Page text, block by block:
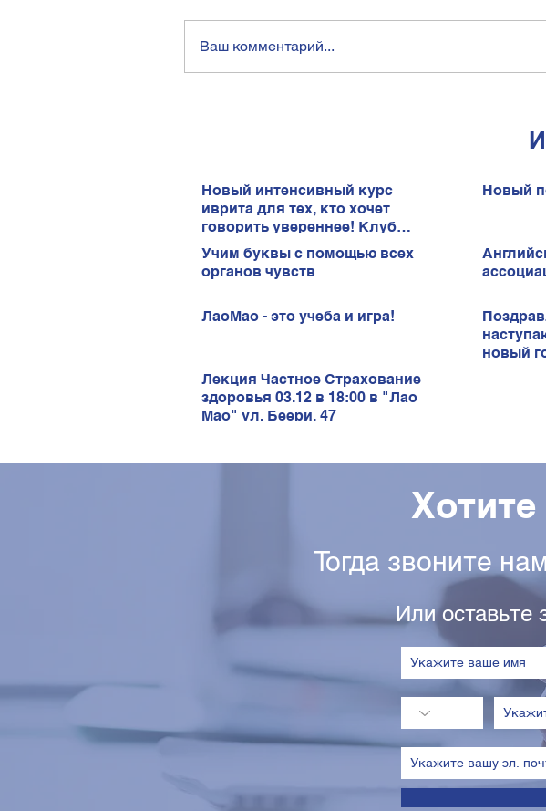
Новый интенсивный курс
иврита для тех, кто хочет
говорить увереннее! Клуб
иврита!
Новый
Учим буквы с помощью всех
органов чувств
ЛаоМао - это учеба и игра!
новый
Лекция Частное Страхование
здоровья 03.12 в 18:00 в "Лао
Мао" ул. Беери, 47
Ваш комментарий...
Хотите
Тогда звоните
Или оставьте